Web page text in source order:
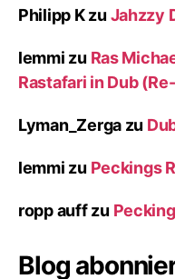
Philipp Kzu Jahzzy
lemmi zu Ras
Rastafari in Dub
Lyman_Zerga zu
lemmi zu Peckings
ropp auffzu
Blog